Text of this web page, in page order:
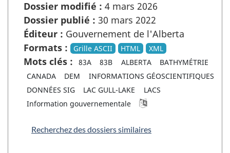
Dossier modifié : 4 mars 2026
Dossier publié : 30 mars 2022
Éditeur : Gouvernement de l'Alberta
Formats :
Grille ASCII HTML XML
Mots clés : 83A 83B ALBERTA
BATHYMÉTRIE
CANADA
DEM
INFORMATIONS GÉOSCIENTIFIQUES
DONNÉES SIG
LAC GULL-LAKE
LACS
Information gouvernementale
Recherchez des dossiers similaires